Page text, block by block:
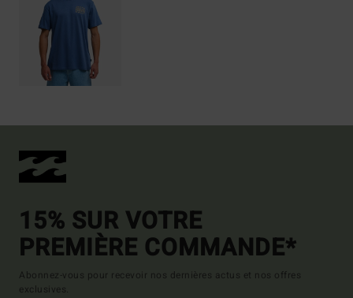
15% SUR VOTRE
PREMIÈRE COMMANDE*
Abonnez-vous pour recevoir nos dernières actus et nos offres
exclusives.